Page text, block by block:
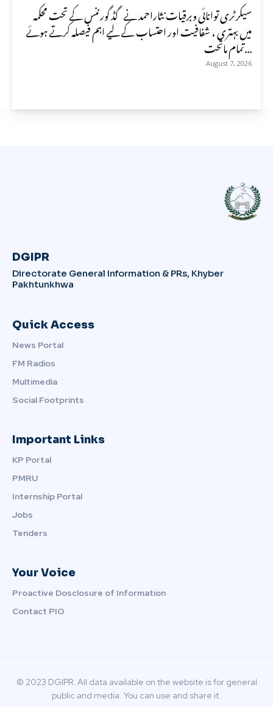
سیکرٹری توانائی وبرقیات نثاراحمد نے گڈ گورننس کے تحت محکمہ
میں بہتری ، شفافیت اور احتساب کے لیے اہم فیصلہ کرتے ہوئے
تمام ماتحت...
August 7, 2026
DGIPR
Directorate General Information & PRs, Khyber
Pakhtunkhwa
Quick Access
News Portal
FM Radios
Multimedia
Social Footprints
Important Links
KP Portal
PMRU
Internship Portal
Jobs
Tenders
Your Voice
Proactive Dosclosure of Information
Contact PIO
© 2023 DGIPR. All data available on the website is for general
public and media. You can use and share it.